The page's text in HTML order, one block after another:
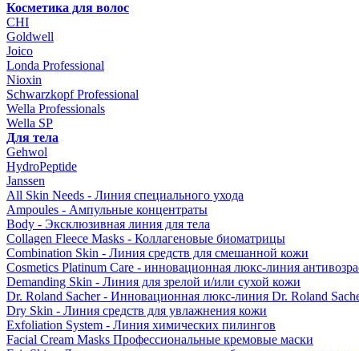
Косметика для волос
CHI
Goldwell
Joico
Londa Professional
Nioxin
Schwarzkopf Professional
Wella Professionals
Wella SP
Для тела
Gehwol
HydroPeptide
Janssen
All Skin Needs - Линия специального ухода
Ampoules - Ампульные концентраты
Body - Эксклюзивная линия для тела
Collagen Fleece Masks - Коллагеновые биоматрицы
Combination Skin - Линия средств для смешанной кожи
Cosmetics Platinum Care - инновационная люкс-линия
Demanding Skin - Линия для зрелой и/или сухой кожи
Dr. Roland Sacher - Инновационная люкс-линия Dr. Roland
Dry Skin - Линия средств для увлажнения кожи
Exfoliation System - Линия химических пилингов
Facial Cream Masks Профессиональные кремовые маски